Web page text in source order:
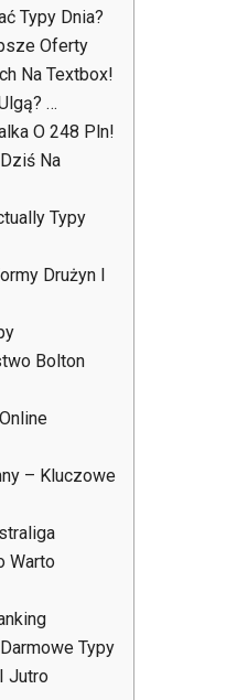
Typy Dnia?
Oferty
Na Textbox!
…
O 248 Pln!
Na
Typy
Drużyn I
Bolton
– Kluczowe
Warto
Typy
Jutro